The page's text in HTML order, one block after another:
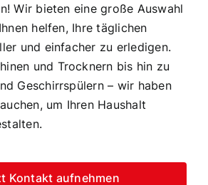
Wir bieten eine große Auswahl
helfen, Ihre täglichen
und einfacher zu erledigen.
und Trocknern bis hin zu
Geschirrspülern – wir haben
um Ihren Haushalt
Kontakt aufnehmen